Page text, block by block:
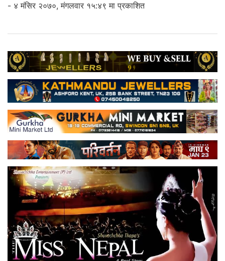
- ४ मंसिर २०७०, मंगलवार १५:४९ मा प्रकाशित